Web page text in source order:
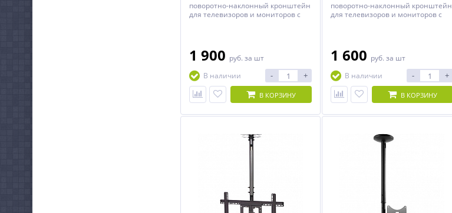
поворотно-наклонный кронштейн
для телевизоров и мониторов с
1 900 руб. за шт
В наличии
- +
В КОРЗИНУ
поворотно-наклонный кронштейн
для телевизоров и мониторов с
1 600 руб. за шт
В наличии
- +
В КОРЗИНУ